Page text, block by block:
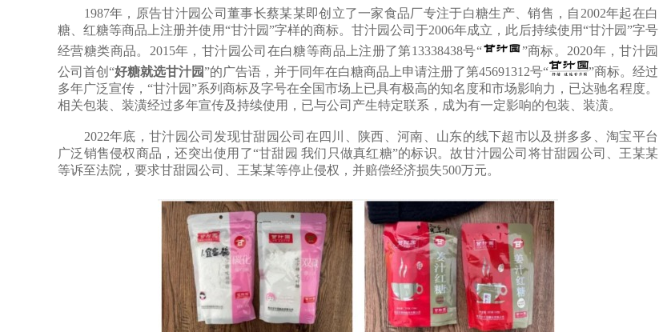
1987年，原告甘汁园公司董事长蔡某某即创立了一家食品厂专注于白糖生产、销售，自2002年起在白
糖、红糖等商品上注册并使用“甘汁园”字样的商标。甘汁园公司于2006年成立，此后持续使用“甘汁园”字号
经营糖类商品。2015年，甘汁园公司在白糖等商品上注册了第13338438号“
”商标。2020年，甘汁园
公司首创“好糖就选甘汁园”的广告语，并于同年在白糖商品上申请注册了第45691312号“
”商标。经过
多年广泛宣传，“甘汁园”系列商标及字号在全国市场上已具有极高的知名度和市场影响力，已达驰名程度。
相关包装、装潢经过多年宣传及持续使用，已与公司产生特定联系，成为有一定影响的包装、装潢。
2022年底，甘汁园公司发现甘甜园公司在四川、陕西、河南、山东的线下超市以及拼多多、淘宝平台
广泛销售侵权商品，还突出使用了“甘甜园 我们只做真红糖”的标识。故甘汁园公司将甘甜园公司、王某某
等诉至法院，要求甘甜园公司、王某某等停止侵权，并赔偿经济损失500万元。